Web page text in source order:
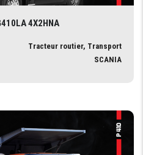
4X2HNA
Tracteur routier, Transport
SCANIA